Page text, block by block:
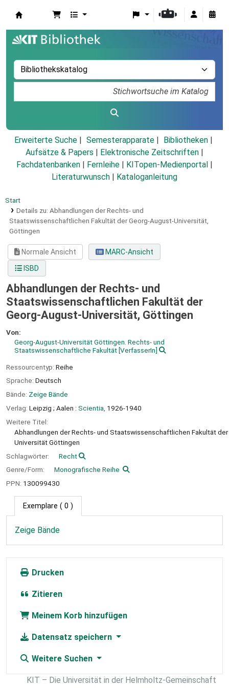
Erweiterte Suche Semesterapparate
Bibliotheken
Aufsätze & Papers
Elektronische Zeitschriften
Fachdatenbanken
Fernleihe KITopen-Medienportal
Literaturwunsch
Kataloganleitung
Start
Details zu: Abhandlungen der Rechts- und
Staatswissenschaftlichen Fakultät der Georg-August-Universität,
Göttingen
Normale Ansicht
MARC-Ansicht
ISBD
Abhandlungen der Rechts- und
Staatswissenschaftlichen Fakultät der
Georg-August-Universität, Göttingen
Von:
Georg-August-Universität Göttingen. Rechts- und
Staatswissenschaftliche Fakultät [VerfasserIn]
Ressourcentyp: Reihe
Sprache: Deutsch
Bände: Zeige Bände
Verlag: Leipzig ; Aalen : Scientia, 1926-1940
Weitere Titel:
Abhandlungen der Rechts- und Staatswissenschaftlichen Fakultät der
Universität Göttingen
Schlagwörter:
Recht
Genre/Form:
Monografische Reihe
PPN: 130099430
Exemplare ( 0 )
Zeige Bände
Drucken
Zitieren
Meinem Korb hinzufügen
Datensatz speichern
Weitere Suchen
KIT – Die Universität in der Helmholtz-Gemeinschaft